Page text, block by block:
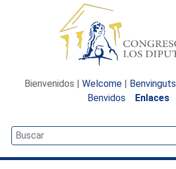
Bienvenidos | Welcome | Benvinguts
Benvidos
Enlaces